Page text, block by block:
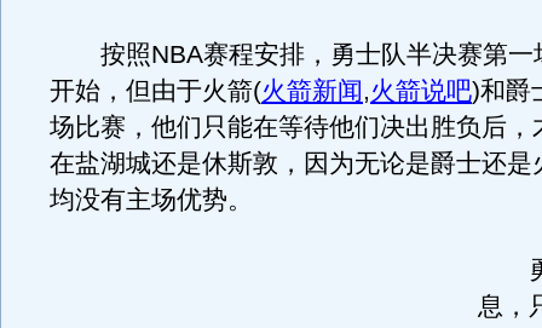
按照NBA赛程安排，勇士队半决赛第一
开始，但由于火箭(火箭新闻,火箭说吧)和爵
场比赛，他们只能在等待他们决出胜负后，
在盐湖城还是休斯敦，因为无论是爵士还是
均没有主场优势。
勇
息，